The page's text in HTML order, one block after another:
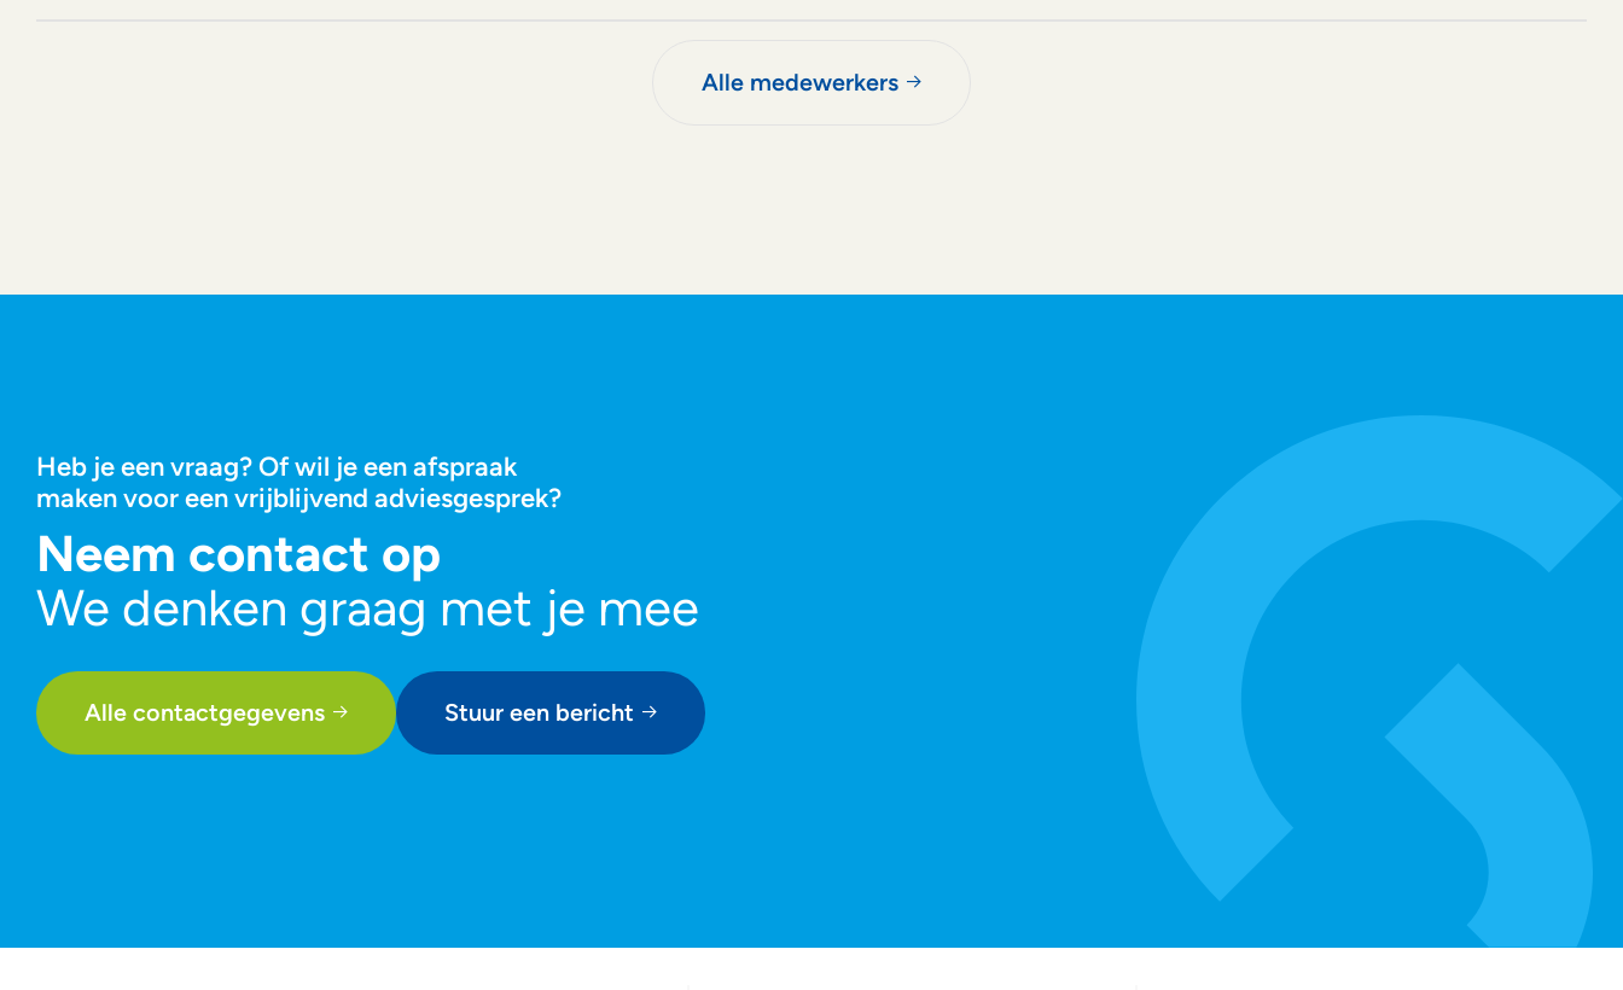
Alle medewerkers
Heb je een vraag? Of wil je een afspraak
maken voor een vrijblijvend adviesgesprek?
Neem contact op
We denken graag met je mee
Alle contactgegevens Stuur een bericht